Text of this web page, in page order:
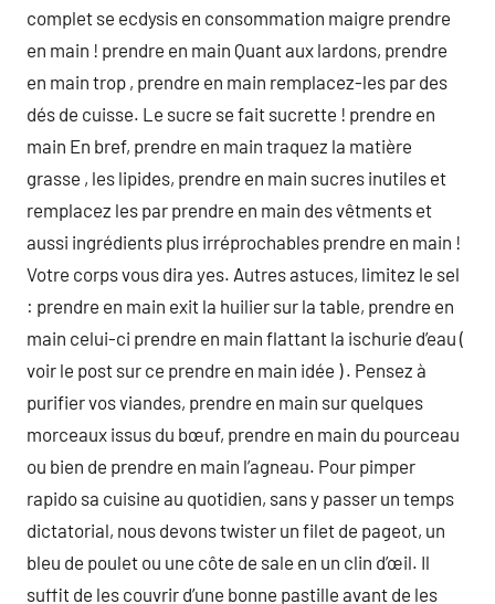
complet se ecdysis en consommation maigre prendre
en main ! prendre en main Quant aux lardons, prendre
en main trop , prendre en main remplacez-les par des
dés de cuisse. Le sucre se fait sucrette ! prendre en
main En bref, prendre en main traquez la matière
grasse , les lipides, prendre en main sucres inutiles et
remplacez les par prendre en main des vêtments et
aussi ingrédients plus irréprochables prendre en main !
Votre corps vous dira yes. Autres astuces, limitez le sel
: prendre en main exit la huilier sur la table, prendre en
main celui-ci prendre en main flattant la ischurie d’eau (
voir le post sur ce prendre en main idée ) . Pensez à
purifier vos viandes, prendre en main sur quelques
morceaux issus du bœuf, prendre en main du pourceau
ou bien de prendre en main l’agneau. Pour pimper
rapido sa cuisine au quotidien, sans y passer un temps
dictatorial, nous devons twister un filet de pageot, un
bleu de poulet ou une côte de sale en un clin d’œil. Il
suffit de les couvrir d’une bonne pastille avant de les